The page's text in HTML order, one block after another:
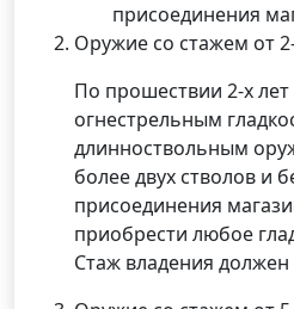
присоединения
Оружие со стажем от
По прошествии 2-х лет
огнестрельным
длинноствольным
более двух стволов и
присоединения
приобрести любое
Стаж владения